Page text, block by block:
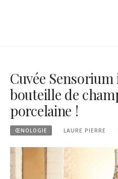
Cuvée
bouteille de
porcelaine !
ŒNOLOGIE LAURE PIERRE